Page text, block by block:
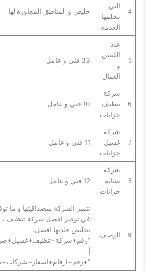
4
التي
تشلمها
الخدمة
خليص و المناطق المجاورة لها
5
عدد
الفنيين
و
العمال
33 فني و عامل
6
شركة
تنظيف
خزانات
10 فني و عامل
7
شركة
غسيل
خزانات
11 فني و عامل
8
شركة
صيانة
خزانات
12 فني و عامل
9 الوصف
تتميز الشركة بمصداقيتها و ما
في توفير افضل شركة تنظيف ،
بخليص فلديها افضل: